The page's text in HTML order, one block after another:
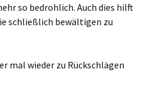
so bedrohlich. Auch dies hilft
schließlich bewältigen zu
mal wieder zu Rückschlägen